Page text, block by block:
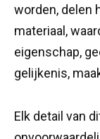
worden, delen
materiaal,
eigenschap,
gelijkenis,
Elk detail van